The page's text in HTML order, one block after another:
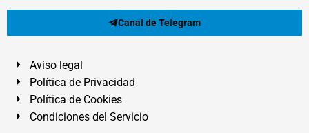
Canal de Telegram
Aviso legal
Política de Privacidad
Política de Cookies
Condiciones del Servicio